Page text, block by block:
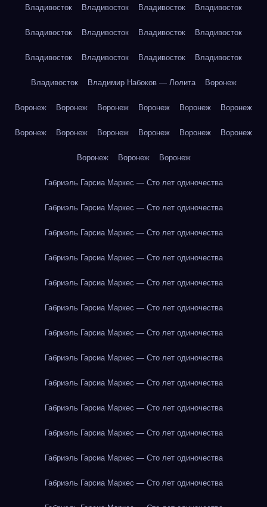
Владивосток Владивосток Владивосток Владивосток
Владивосток Владивосток Владивосток Владивосток
Владивосток Владивосток Владивосток Владивосток
Владивосток Владимир Набоков — Лолита Воронеж
Воронеж Воронеж Воронеж Воронеж Воронеж Воронеж
Воронеж Воронеж Воронеж Воронеж Воронеж Воронеж
Воронеж Воронеж Воронеж
Габриэль Гарсиа Маркес — Сто лет одиночества
Габриэль Гарсиа Маркес — Сто лет одиночества
Габриэль Гарсиа Маркес — Сто лет одиночества
Габриэль Гарсиа Маркес — Сто лет одиночества
Габриэль Гарсиа Маркес — Сто лет одиночества
Габриэль Гарсиа Маркес — Сто лет одиночества
Габриэль Гарсиа Маркес — Сто лет одиночества
Габриэль Гарсиа Маркес — Сто лет одиночества
Габриэль Гарсиа Маркес — Сто лет одиночества
Габриэль Гарсиа Маркес — Сто лет одиночества
Габриэль Гарсиа Маркес — Сто лет одиночества
Габриэль Гарсиа Маркес — Сто лет одиночества
Габриэль Гарсиа Маркес — Сто лет одиночества